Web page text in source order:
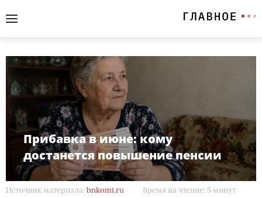
Прибавка в июне: кому
достанется повышение пенсии
Источник материала: bnkomi.ru Время на чтение: 5 минут